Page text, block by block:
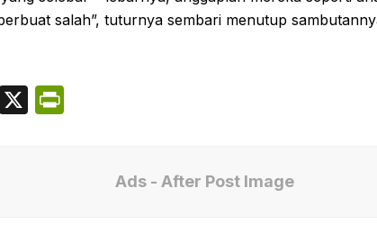
salah”, tuturnya sembari menutup
W X
Ads - After Post Image